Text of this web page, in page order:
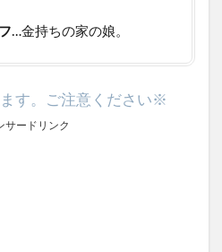
…金持ちの家の娘。
す。ご注意ください※
サードリンク